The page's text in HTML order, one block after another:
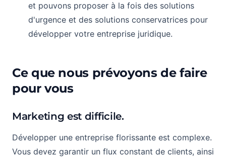
et pouvons proposer à la fois des solutions
d'urgence et des solutions conservatrices pour
développer votre entreprise juridique.
Ce que nous prévoyons de faire
pour vous
Marketing est difficile.
Développer une entreprise florissante est complexe.
Vous devez garantir un flux constant de clients, ainsi